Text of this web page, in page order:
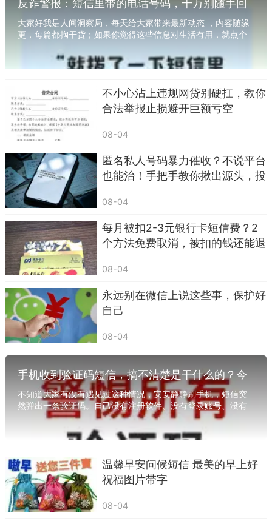
24 小时内联系专员处理”。
我给大家吃颗定心丸：公检法机关绝对不会通
过短信、电话线上办案，更不会要求个人私下转
认识的一位退休老大哥，就被这类短信吓得一宿没
睡，差点给骗子转走养老钱，还好被家人及时拦
住。所以这类短信，收到直接删除，别慌，别联系
所谓的专员。
第四类，虚假中奖、退费、补贴类短信，这类
骗局要么利用贪小便宜的心理，要么抓住想拿回钱
元现金，点击链接领取”“您之前报名的网课可以退
费，点击链接登记”“国家发放购房 / 购车补贴，点击
我负责任地说，这类短信无一例外全是诈骗。
天上不会掉馅饼，真的中奖、退费、补贴，绝对不
会只通过一条陌生短信通知你，更不会让你点陌生
链接操作。套路无非两种，要么让你先交 “保证
金”“手续费”，钱一转就消失；要么套取你的银行卡
反诈警报：短信里带的电话号码，千万别随手回
拨！已有多人中招
大家好我是人间洞察局，每天给大家带来最新动态 ，内容随缘
更，每篇都掏干货；如果你觉得这些信息对生活有用，就点个
不小心沾上违规网贷别硬扛，教你
合法举报止损避开巨额亏空
08-04
匿名私人号码暴力催收？不说平台
也能治！手把手教你揪出源头，投
08-04
每月被扣2-3元银行卡短信费？2
个方法免费取消，被扣的钱还能退
08-04
永远别在微信上说这些事，保护好
自己
08-04
手机收到验证码短信，搞不清楚是干什么的？今
天一次说清楚
不知道大家有没有遇见过这种情况，安安静静刷手机，短信突
然弹出一条验证码。自己没有注册软件、没有登录账号、没有
办理任何业务，这条短信凭空出现。有的人随手...
温馨早安问候短信 最美的早上好
祝福图片带字
08-04